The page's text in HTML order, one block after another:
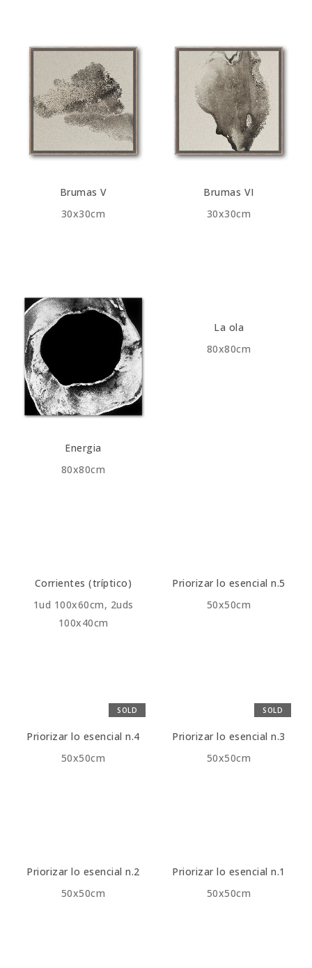
30x30cm
Brumas V
30x30cm
Brumas VI
80x80cm
Energia
80x80cm
La ola
1ud 100x60cm, 2uds
100x40cm
Corrientes (tríptico)
50x50cm
Priorizar lo esencial n.5
SOLD
50x50cm
Priorizar lo esencial n.4
SOLD
50x50cm
Priorizar lo esencial n.3
50x50cm
Priorizar lo esencial n.2
50x50cm
Priorizar lo esencial n.1